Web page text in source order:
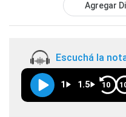
Agregar
Escuchá la
1 1.5 10